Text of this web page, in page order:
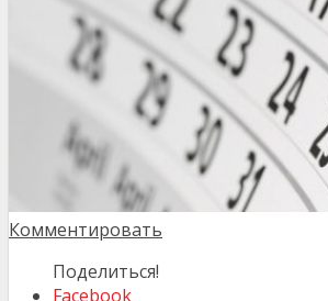
Комментировать
Поделиться!
Facebook